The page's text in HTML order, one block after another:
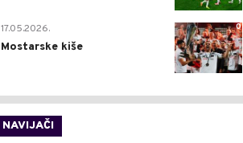
0
17.05.2026.
Mostarske kiše
NAVIJAČI